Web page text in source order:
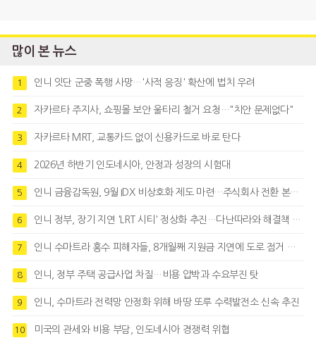
많이 본 뉴스
1 인니 잇단 군중 폭행 사망…'사적 응징' 확산에 법치 우려
2 자카르타 주지사, 쇼핑몰 보안 울타리 철거 요청…"치안 문제없다"
3 자카르타 MRT, 교통카드 없이 신용카드로 바로 탄다
4 2026년 하반기 인도네시아, 안정과 성장의 시험대
5 인니 금융감독원, 9월 IDX 비상호화 제도 마련…주식회사 전환 본격화
6 인니 정부, 장기 지연 'LRT 시티' 정상화 추진…다난따라와 해결책 모색
7 인니 수마트라 홍수 피해자들, 8개월째 지원금 지연에 도로 점거 시위
8 인니, 정부 주택 공급사업 차질…비용 압박과 수요부진 탓
9 인니, 수마트라 전력망 안정화 위해 바땅 또루 수력발전소 신속 추진
10 미국의 관세와 비용 부담, 인도네시아 경쟁력 위협